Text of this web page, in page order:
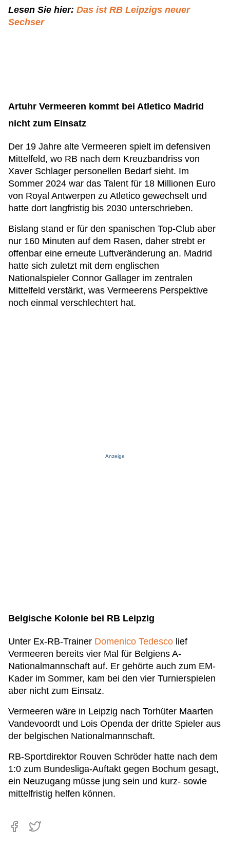
Lesen Sie hier: Das ist RB Leipzigs neuer
Sechser
Artuhr Vermeeren kommt bei Atletico Madrid
nicht zum Einsatz
Der 19 Jahre alte Vermeeren spielt im defensiven
Mittelfeld, wo RB nach dem Kreuzbandriss von
Xaver Schlager personellen Bedarf sieht. Im
Sommer 2024 war das Talent für 18 Millionen Euro
von Royal Antwerpen zu Atletico gewechselt und
hatte dort langfristig bis 2030 unterschrieben.
Bislang stand er für den spanischen Top-Club aber
nur 160 Minuten auf dem Rasen, daher strebt er
offenbar eine erneute Luftveränderung an. Madrid
hatte sich zuletzt mit dem englischen
Nationalspieler Connor Gallager im zentralen
Mittelfeld verstärkt, was Vermeerens Perspektive
noch einmal verschlechtert hat.
Anzeige
Belgische Kolonie bei RB Leipzig
Unter Ex-RB-Trainer Domenico Tedesco lief
Vermeeren bereits vier Mal für Belgiens A-
Nationalmannschaft auf. Er gehörte auch zum EM-
Kader im Sommer, kam bei den vier Turnierspielen
aber nicht zum Einsatz.
Vermeeren wäre in Leipzig nach Torhüter Maarten
Vandevoordt und Lois Openda der dritte Spieler aus
der belgischen Nationalmannschaft.
RB-Sportdirektor Rouven Schröder hatte nach dem
1:0 zum Bundesliga-Auftakt gegen Bochum gesagt,
ein Neuzugang müsse jung sein und kurz- sowie
mittelfristig helfen können.